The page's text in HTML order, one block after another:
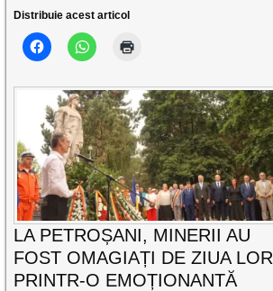
Distribuie acest articol
LA PETROȘANI, MINERII AU
FOST OMAGIAȚI DE ZIUA LOR
PRINTR-O EMOȚIONANTĂ